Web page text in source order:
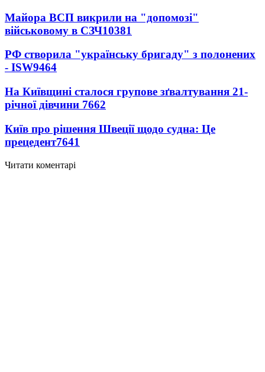
Майора ВСП викрили на "допомозі"
військовому в СЗЧ10381
РФ створила "українську бригаду" з полонених
- ISW9464
На Київщині сталося групове зґвалтування 21-
річної дівчини 7662
Київ про рішення Швеції щодо судна: Це
прецедент7641
Читати коментарі